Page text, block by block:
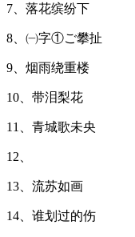
7、落花缤纷下
8、㈠字①ご攀扯
9、烟雨绕重楼
10、带泪梨花
11、青城歌未央
12、
13、流苏如画
14、谁划过的伤